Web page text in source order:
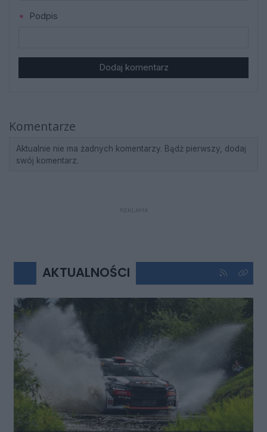
Podpis
Dodaj komentarz
Komentarze
Aktualnie nie ma żadnych komentarzy. Bądź pierwszy, dodaj
swój komentarz.
REKLAMA
AKTUALNOŚCI Kliknij aby
Kliknij